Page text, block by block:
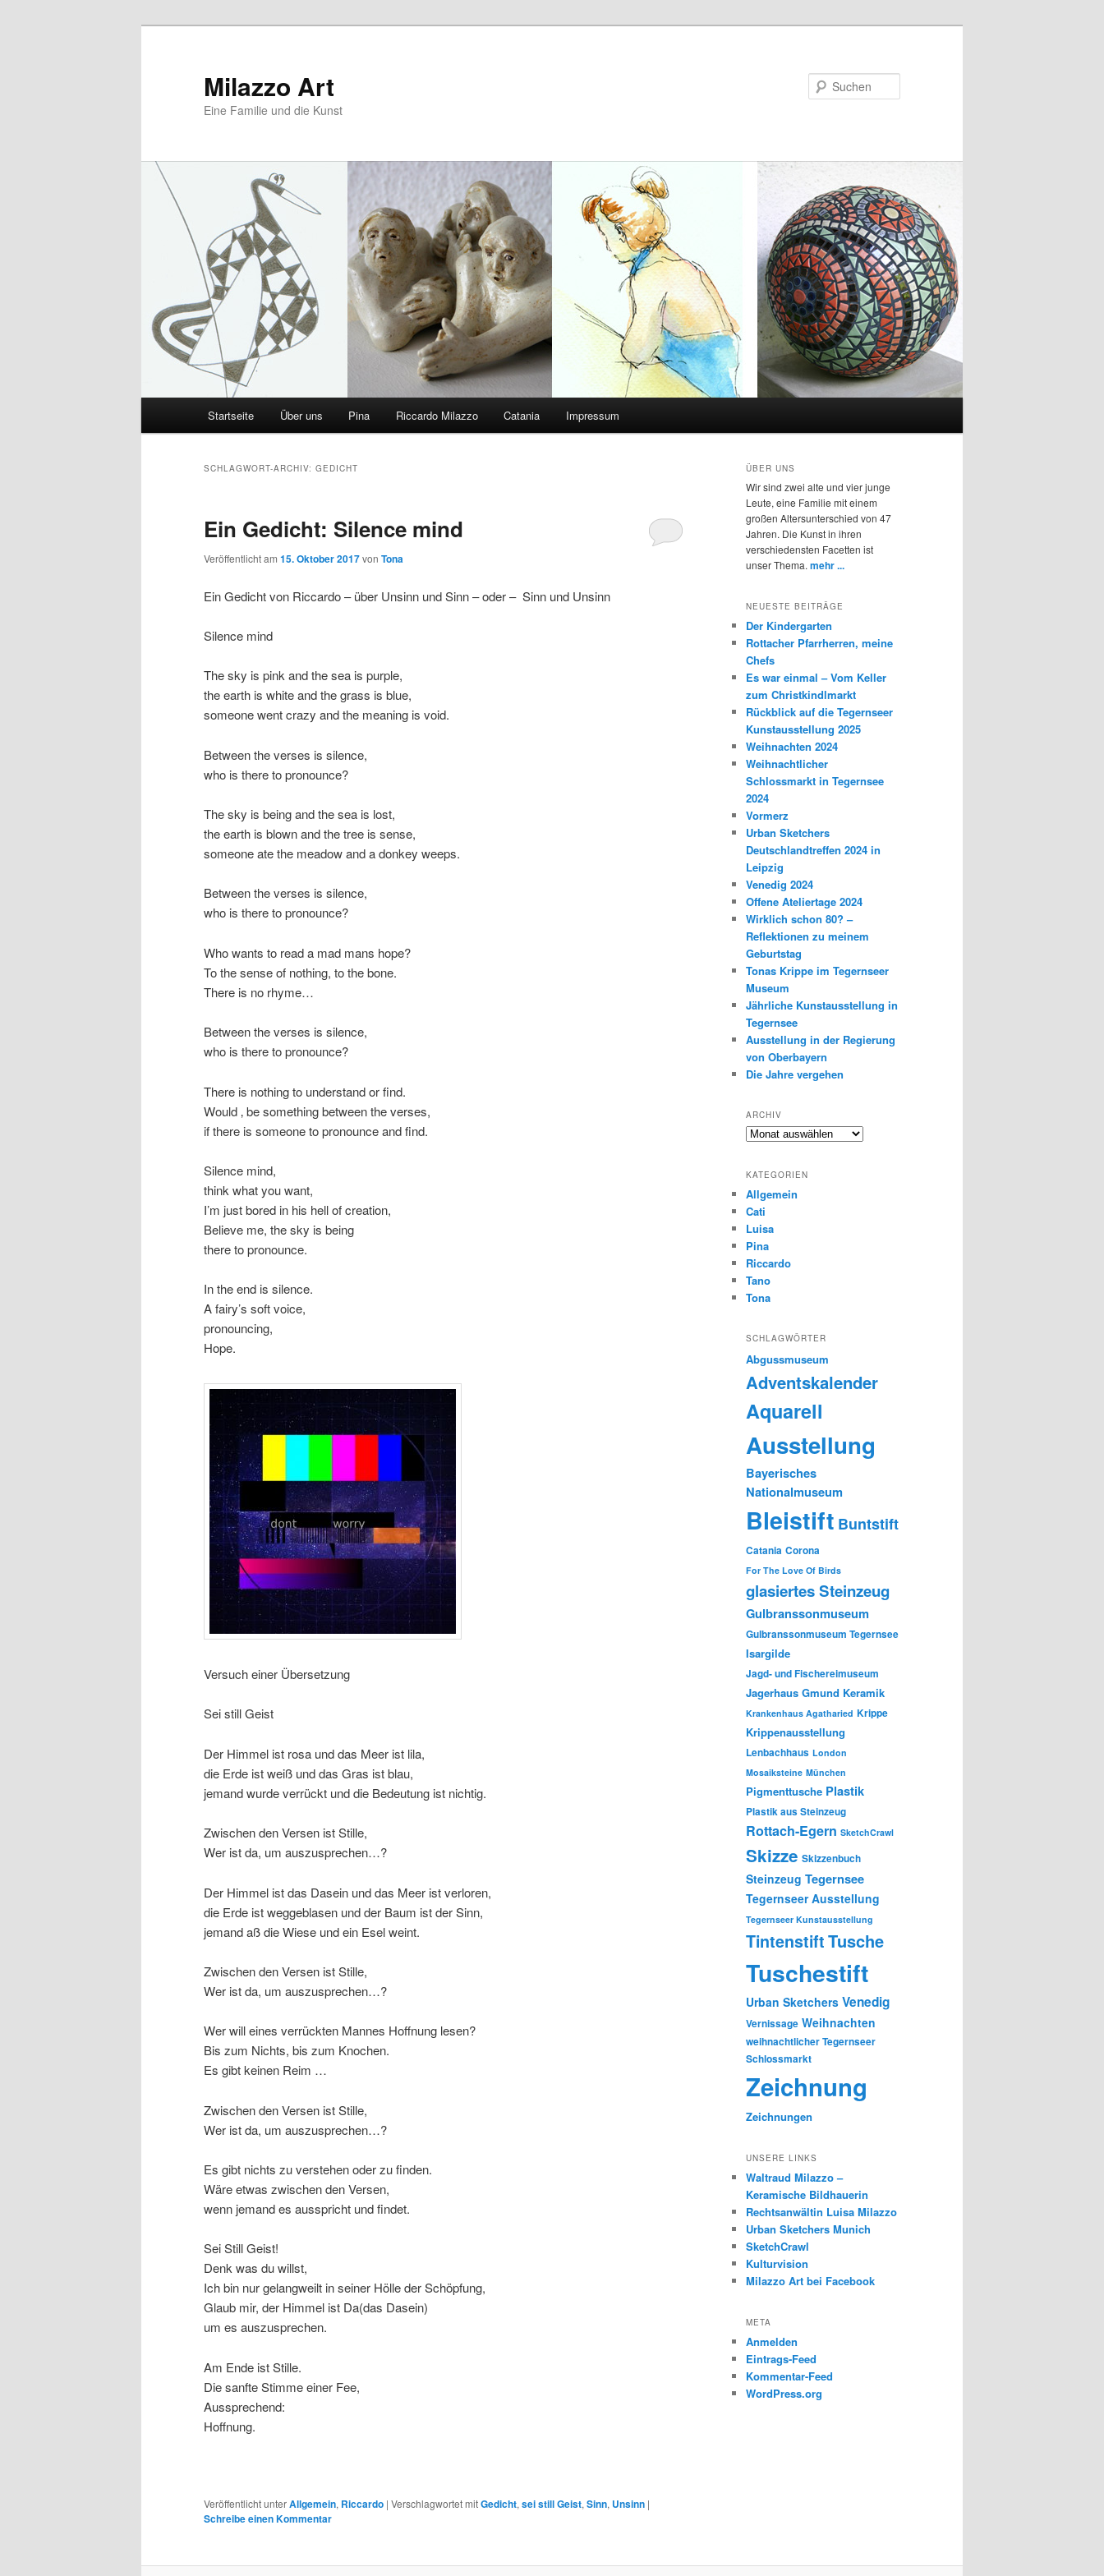
Milazzo Art
Eine Familie und die Kunst
Startseite Über uns Pina Riccardo Milazzo Catania Impressum
SCHLAGWORT-ARCHIV: GEDICHT
Ein Gedicht: Silence mind
Veröffentlicht am 15. Oktober 2017von Tona
Ein Gedicht von Riccardo – über Unsinn und Sinn – oder – Sinn und Unsinn
Silence mind
The sky is pink and the sea is purple,
the earth is white and the grass is blue,
someone went crazy and the meaning is void.
Between the verses is silence,
who is there to pronounce?
The sky is being and the sea is lost,
the earth is blown and the tree is sense,
someone ate the meadow and a donkey weeps.
Between the verses is silence,
who is there to pronounce?
Who wants to read a mad mans hope?
To the sense of nothing, to the bone.
There is no rhyme…
Between the verses is silence,
who is there to pronounce?
There is nothing to understand or find.
Would ‚ be something between the verses,
if there is someone to pronounce and find.
Silence mind,
think what you want,
I’m just bored in his hell of creation,
Believe me, the sky is being
there to pronounce.
In the end is silence.
A fairy’s soft voice,
pronouncing,
Hope.
Versuch einer Übersetzung
Sei still Geist
Der Himmel ist rosa und das Meer ist lila,
die Erde ist weiß und das Gras ist blau,
jemand wurde verrückt und die Bedeutung ist nichtig.
Zwischen den Versen ist Stille,
Wer ist da, um auszusprechen…?
Der Himmel ist das Dasein und das Meer ist verloren,
die Erde ist weggeblasen und der Baum ist der Sinn,
jemand aß die Wiese und ein Esel weint.
Zwischen den Versen ist Stille,
Wer ist da, um auszusprechen…?
Wer will eines verrückten Mannes Hoffnung lesen?
Bis zum Nichts, bis zum Knochen.
Es gibt keinen Reim …
Zwischen den Versen ist Stille,
Wer ist da, um auszusprechen…?
Es gibt nichts zu verstehen oder zu finden.
Wäre etwas zwischen den Versen,
wenn jemand es ausspricht und findet.
Sei Still Geist!
Denk was du willst,
Ich bin nur gelangweilt in seiner Hölle der Schöpfung,
Glaub mir, der Himmel ist Da(das Dasein)
um es auszusprechen.
Am Ende ist Stille.
Die sanfte Stimme einer Fee,
Aussprechend:
Hoffnung.
Veröffentlicht unterAllgemein, Riccardo | Verschlagwortet mitGedicht, sei still Geist, Sinn, Unsinn |
Schreibe einen Kommentar
ÜBER UNS
Wir sind zwei alte und vier junge
Leute, eine Familie mit einem
großen Altersunterschied von 47
Jahren. Die Kunst in ihren
verschiedensten Facetten ist
unser Thema.mehr ...
NEUESTE BEITRÄGE
Der Kindergarten
Rottacher Pfarrherren, meine
Chefs
Es war einmal – Vom Keller
zum Christkindlmarkt
Rückblick auf die Tegernseer
Kunstausstellung 2025
Weihnachten 2024
Weihnachtlicher
Schlossmarkt in Tegernsee
2024
Vormerz
Urban Sketchers
Deutschlandtreffen 2024 in
Leipzig
Venedig 2024
Offene Ateliertage 2024
Wirklich schon 80? –
Reflektionen zu meinem
Geburtstag
Tonas Krippe im Tegernseer
Museum
Jährliche Kunstausstellung in
Tegernsee
Ausstellung in der Regierung
von Oberbayern
Die Jahre vergehen
ARCHIV
Archiv
KATEGORIEN
Allgemein
Cati
Luisa
Pina
Riccardo
Tano
Tona
SCHLAGWÖRTER
Abgussmuseum
Adventskalender
Aquarell
Ausstellung
Bayerisches
Nationalmuseum
Bleistift Buntstift
Catania Corona
For The Love Of Birds
glasiertes Steinzeug
Gulbranssonmuseum
Gulbranssonmuseum Tegernsee
Isargilde
Jagd- und Fischereimuseum
Jagerhaus Gmund Keramik
Krankenhaus Agatharied Krippe
Krippenausstellung
Lenbachhaus London
Mosaiksteine München
Pigmenttusche Plastik
Plastik aus Steinzeug
Rottach-Egern SketchCrawl
Skizze Skizzenbuch
Steinzeug Tegernsee
Tegernseer Ausstellung
Tegernseer Kunstausstellung
TintenstiftTusche
Tuschestift
Urban Sketchers Venedig
Vernissage Weihnachten
weihnachtlicher Tegernseer
Schlossmarkt
Zeichnung
Zeichnungen
UNSERE LINKS
Waltraud Milazzo –
Keramische Bildhauerin
Rechtsanwältin Luisa Milazzo
Urban Sketchers Munich
SketchCrawl
Kulturvision
Milazzo Art bei Facebook
META
Anmelden
Eintrags-Feed
Kommentar-Feed
WordPress.org